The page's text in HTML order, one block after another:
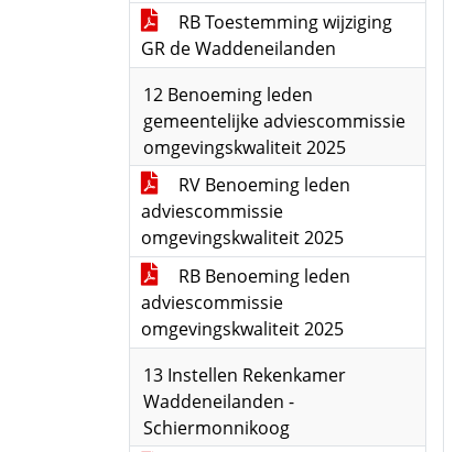
RB Toestemming wijziging
GR de Waddeneilanden
12 Benoeming leden
gemeentelijke adviescommissie
omgevingskwaliteit 2025
RV Benoeming leden
adviescommissie
omgevingskwaliteit 2025
RB Benoeming leden
adviescommissie
omgevingskwaliteit 2025
13 Instellen Rekenkamer
Waddeneilanden -
Schiermonnikoog